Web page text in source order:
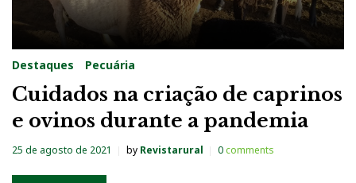
Destaques Pecuária
Cuidados na criação de caprinos
e ovinos durante a pandemia
25 de agosto de 2021 by Revistarural 0comments